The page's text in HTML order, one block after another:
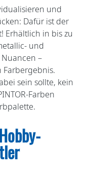
und
Dafür ist der
Erhältlich in bis zu
und
–
sein sollte, kein
Farben